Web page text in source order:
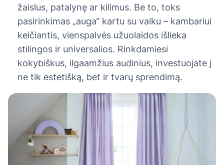
žaislus, patalynę ar kilimus. Be to, toks
pasirinkimas „auga“ kartu su vaiku – kambariui
keičiantis, vienspalvės užuolaidos išlieka
stilingos ir universalios. Rinkdamiesi
kokybiškus, ilgaamžius audinius, investuojate į
ne tik estetišką, bet ir tvarų sprendimą.